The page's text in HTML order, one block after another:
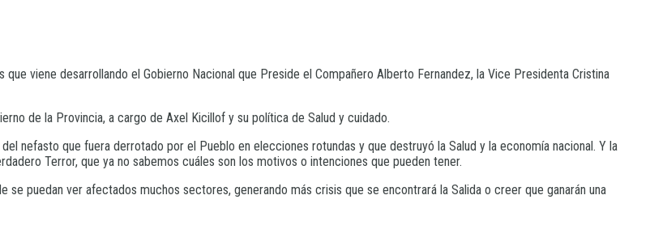
viene desarrollando el Gobierno Nacional que Preside el Compañero Alberto Fernandez, la Vice Presidenta Cristina
de la Provincia, a cargo de Axel Kicillof y su política de Salud y cuidado.
nefasto que fuera derrotado por el Pueblo en elecciones rotundas y que destruyó la Salud y la economía nacional. Y la
Terror, que ya no sabemos cuáles son los motivos o intenciones que pueden tener.
puedan ver afectados muchos sectores, generando más crisis que se encontrará la Salida o creer que ganarán una